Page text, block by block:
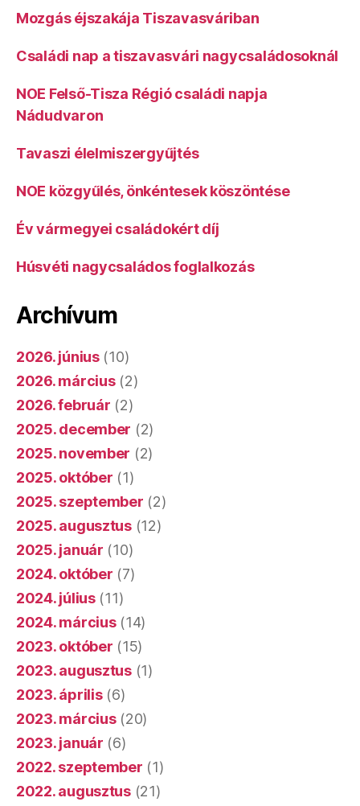
Mozgás éjszakája Tiszavasváriban
Családi nap a tiszavasvári nagycsaládosoknál
NOE Felső-Tisza Régió családi napja
Nádudvaron
Tavaszi élelmiszergyűjtés
NOE közgyűlés, önkéntesek köszöntése
Év vármegyei családokért díj
Húsvéti nagycsaládos foglalkozás
Archívum
2026. június(10)
2026. március(2)
2026. február (2)
2025. december (2)
2025. november (2)
2025. október (1)
2025. szeptember (2)
2025. augusztus(12)
2025. január (10)
2024. október (7)
2024. július(11)
2024. március(14)
2023. október (15)
2023. augusztus(1)
2023. április(6)
2023. március(20)
2023. január (6)
2022. szeptember (1)
2022. augusztus(21)